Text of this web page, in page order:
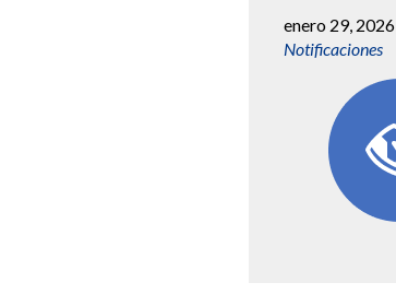
enero 29, 2026
Notificaciones